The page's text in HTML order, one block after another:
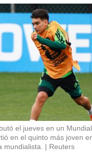
el jueves en un
en el quinto más joven
mundialista.
Reuters